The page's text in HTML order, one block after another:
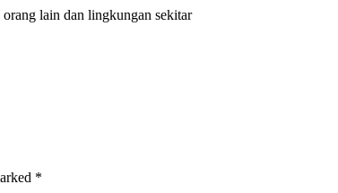
lain dan lingkungan sekitar
*